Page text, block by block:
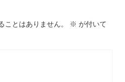
ことはありません。 ※ が付いて